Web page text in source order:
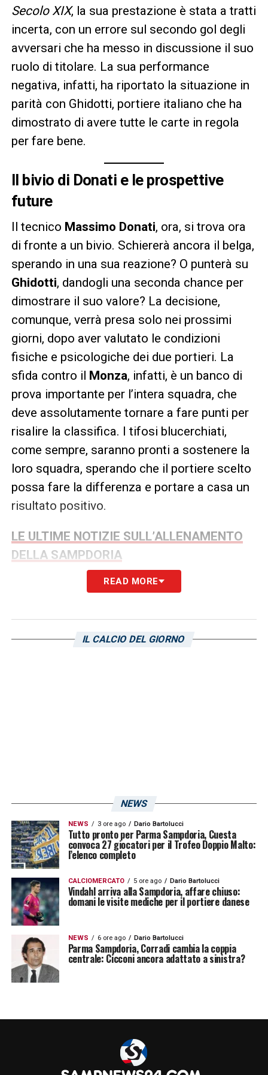
Secolo XIX, la sua prestazione è stata a tratti
incerta, con un errore sul secondo gol degli
avversari che ha messo in discussione il suo
ruolo di titolare. La sua performance
negativa, infatti, ha riportato la situazione in
parità con Ghidotti, portiere italiano che ha
dimostrato di avere tutte le carte in regola
per fare bene.
Il bivio di Donati e le prospettive
future
Il tecnico Massimo Donati, ora, si trova ora
di fronte a un bivio. Schiererà ancora il belga,
sperando in una sua reazione? O punterà su
Ghidotti, dandogli una seconda chance per
dimostrare il suo valore? La decisione,
comunque, verrà presa solo nei prossimi
giorni, dopo aver valutato le condizioni
fisiche e psicologiche dei due portieri. La
sfida contro il Monza, infatti, è un banco di
prova importante per l’intera squadra, che
deve assolutamente tornare a fare punti per
risalire la classifica. I tifosi blucerchiati,
come sempre, saranno pronti a sostenere la
loro squadra, sperando che il portiere scelto
possa fare la differenza e portare a casa un
risultato positivo.
LE ULTIME NOTIZIE SULL’ALLENAMENTO
DELLA SAMPDORIA
LA PLAYLIST DELLE NOSTRE TOP NEWS
READ MORE
IL CALCIO DEL GIORNO
NEWS
NEWS 3 ore ago Dario Bartolucci
Tutto pronto per Parma Sampdoria, Cuesta
convoca 27 giocatori per il Trofeo Doppio Malto:
l’elenco completo
CALCIOMERCATO 5 ore ago Dario Bartolucci
Vindahl arriva alla Sampdoria, affare chiuso:
domani le visite mediche per il portiere danese
NEWS 6 ore ago Dario Bartolucci
Parma Sampdoria, Corradi cambia la coppia
centrale: Cicconi ancora adattato a sinistra?